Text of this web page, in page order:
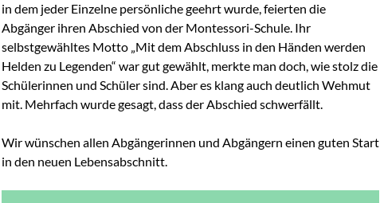
in dem jeder Einzelne persönliche geehrt wurde, feierten die
Abgänger ihren Abschied von der Montessori-Schule. Ihr
selbstgewähltes Motto „Mit dem Abschluss in den Händen werden
Helden zu Legenden“ war gut gewählt, merkte man doch, wie stolz die
Schülerinnen und Schüler sind. Aber es klang auch deutlich Wehmut
mit. Mehrfach wurde gesagt, dass der Abschied schwerfällt.
Wir wünschen allen Abgängerinnen und Abgängern einen guten Start
in den neuen Lebensabschnitt.